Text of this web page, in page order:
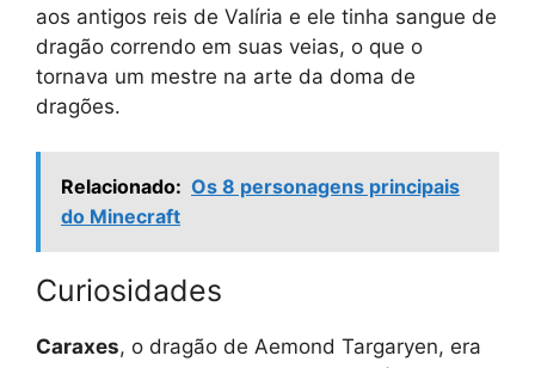
aos antigos reis de Valíria e ele tinha sangue de
dragão correndo em suas veias, o que o
tornava um mestre na arte da doma de
dragões.
Relacionado: Os 8 personagens principais
do Minecraft
Curiosidades
Caraxes, o dragão de Aemond Targaryen, era